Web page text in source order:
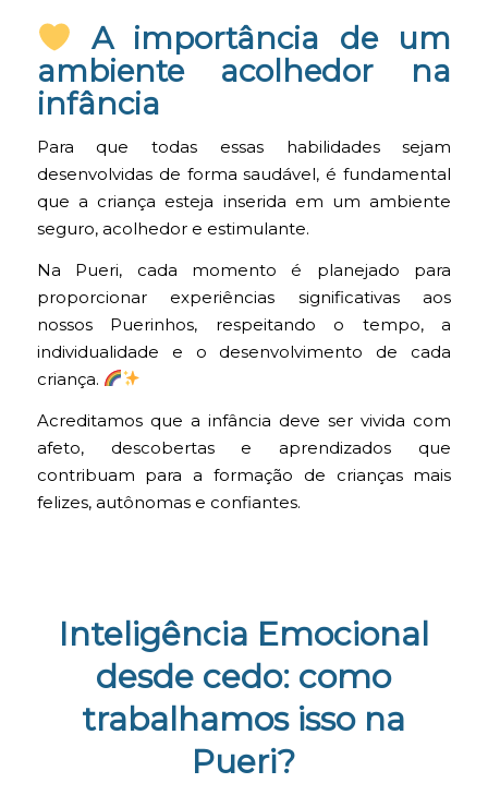
A importância de um
ambiente acolhedor na
infância
Para que todas essas habilidades sejam
desenvolvidas de forma saudável, é fundamental
que a criança esteja inserida em um ambiente
seguro, acolhedor e estimulante.
Na Pueri, cada momento é planejado para
proporcionar experiências significativas aos
nossos Puerinhos, respeitando o tempo, a
individualidade e o desenvolvimento de cada
criança.
Acreditamos que a infância deve ser vivida com
afeto, descobertas e aprendizados que
contribuam para a formação de crianças mais
felizes, autônomas e confiantes.
Inteligência Emocional
desde cedo: como
trabalhamos isso na
Pueri?